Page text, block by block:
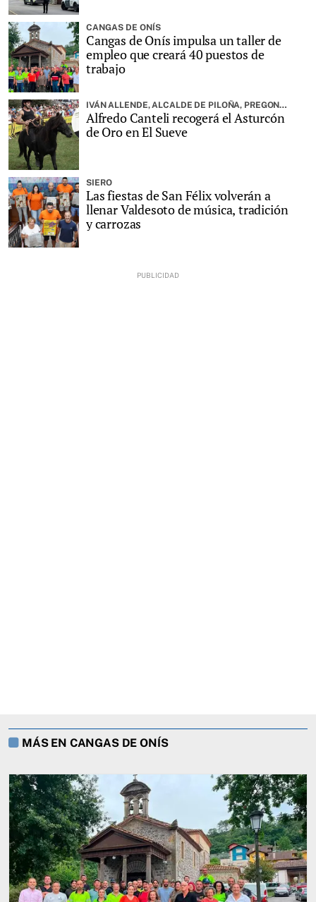
CANGAS DE ONÍS
Cangas de Onís impulsa un taller de
empleo que creará 40 puestos de
trabajo
IVÁN ALLENDE, ALCALDE DE PILOÑA, PREGONARÁ LA FIESTA
Alfredo Canteli recogerá el Asturcón
de Oro en El Sueve
SIERO
Las fiestas de San Félix volverán a
llenar Valdesoto de música, tradición
y carrozas
MÁS EN CANGAS DE ONÍS